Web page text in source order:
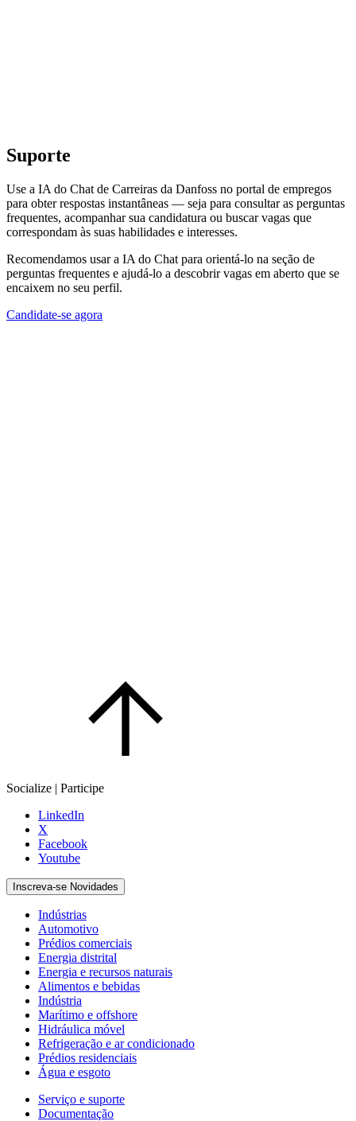
Suporte
Use a IA do Chat de Carreiras da Danfoss no portal de empregos
para obter respostas instantâneas — seja para consultar as perguntas
frequentes, acompanhar sua candidatura ou buscar vagas que
correspondam às suas habilidades e interesses.
Recomendamos usar a IA do Chat para orientá-lo na seção de
perguntas frequentes e ajudá-lo a descobrir vagas em aberto que se
encaixem no seu perfil.
Candidate-se agora
Socialize | Participe
LinkedIn
X
Facebook
Youtube
Inscreva-se Novidades
Indústrias
Automotivo
Prédios comerciais
Energia distrital
Energia e recursos naturais
Alimentos e bebidas
Indústria
Marítimo e offshore
Hidráulica móvel
Refrigeração e ar condicionado
Prédios residenciais
Água e esgoto
Serviço e suporte
Documentação